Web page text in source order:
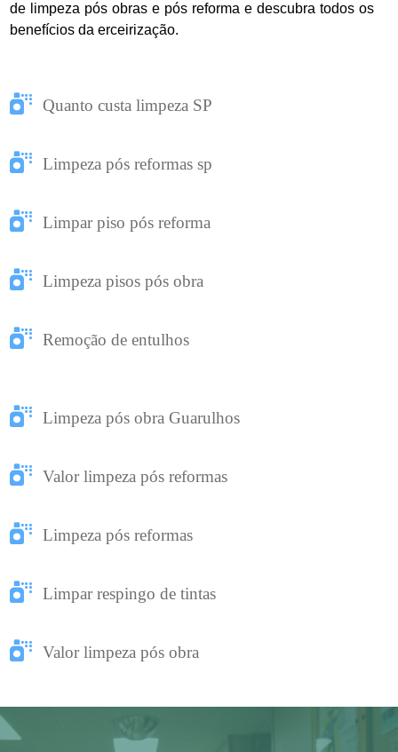
de limpeza pós obras e pós reforma e descubra todos os
benefícios da erceirização.
Quanto custa limpeza SP
Limpeza pós reformas sp
Limpar piso pós reforma
Limpeza pisos pós obra
Remoção de entulhos
Limpeza pós obra Guarulhos
Valor limpeza pós reformas
Limpeza pós reformas
Limpar respingo de tintas
Valor limpeza pós obra